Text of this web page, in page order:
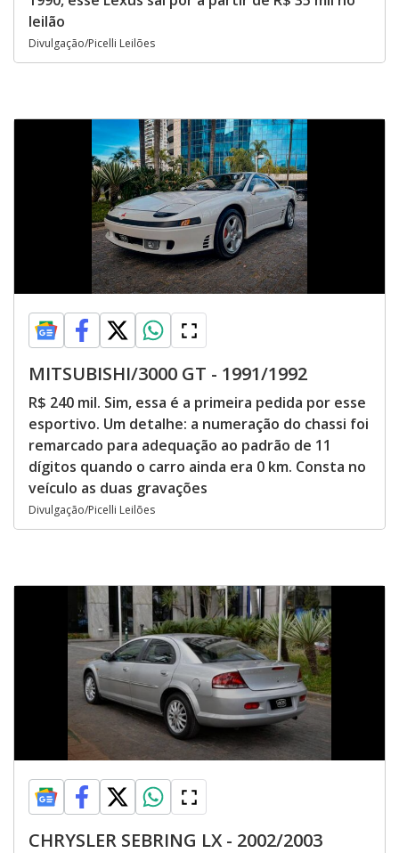
leilão
Divulgação/Picelli Leilões
MITSUBISHI/3000 GT - 1991/1992
R$ 240 mil. Sim, essa é a primeira pedida por esse
esportivo. Um detalhe: a numeração do chassi foi
remarcado para adequação ao padrão de 11
dígitos quando o carro ainda era 0 km. Consta no
veículo as duas gravações
Divulgação/Picelli Leilões
CHRYSLER SEBRING LX - 2002/2003